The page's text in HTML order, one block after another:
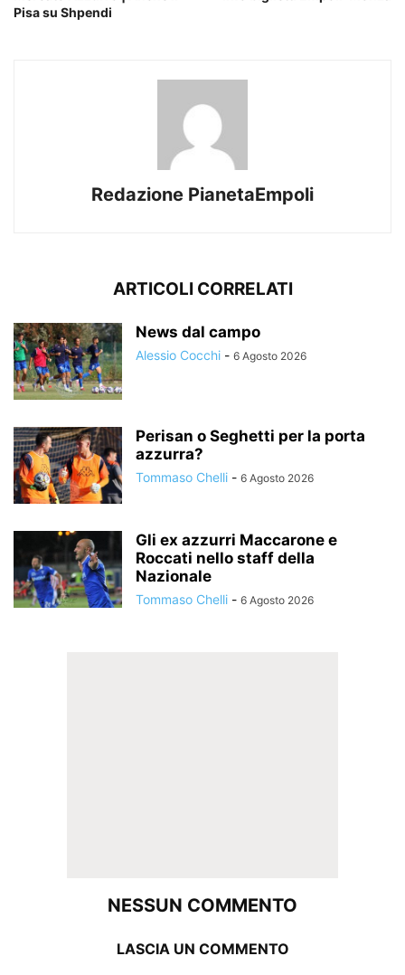
Pisa su Shpendi
Redazione PianetaEmpoli
ARTICOLI CORRELATI
News dal campo
Alessio Cocchi - 6 Agosto 2026
Perisan o Seghetti per la porta
azzurra?
Tommaso Chelli - 6 Agosto 2026
Gli ex azzurri Maccarone e
Roccati nello staff della
Nazionale
Tommaso Chelli - 6 Agosto 2026
NESSUN COMMENTO
LASCIA UN COMMENTO